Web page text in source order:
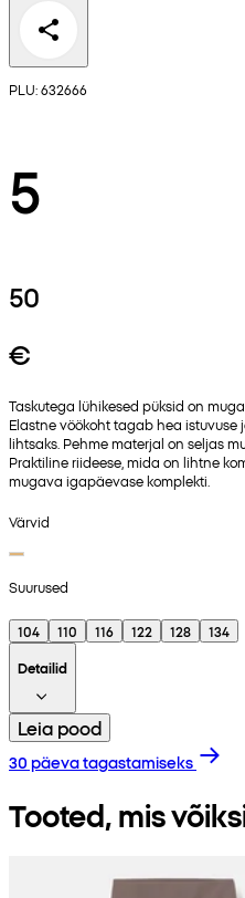
PLU: 632666
5
50
€
Taskutega lühikesed püksid on
Elastne vöökoht tagab hea
lihtsaks. Pehme materjal on seljas
Praktiline riideese, mida on lihtne
mugava igapäevase komplekti.
Värvid
Suurused
104 110 116 122 128
134
Detailid
Leia pood
30 päeva tagastamiseks
Tooted, mis